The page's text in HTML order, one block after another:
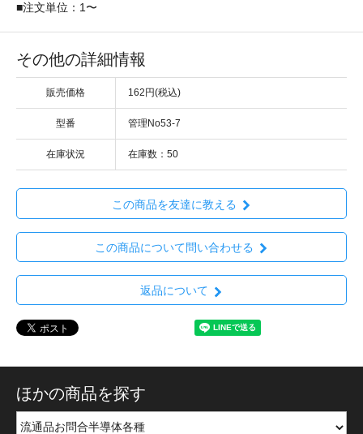
■注文単位：1〜
その他の詳細情報
販売価格 162円(税込)
型番 管理No53-7
在庫状況 在庫数：50
この商品を友達に教える
この商品について問い合わせる
返品について
ほかの商品を探す